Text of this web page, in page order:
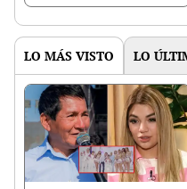
LO MÁS VISTO LO